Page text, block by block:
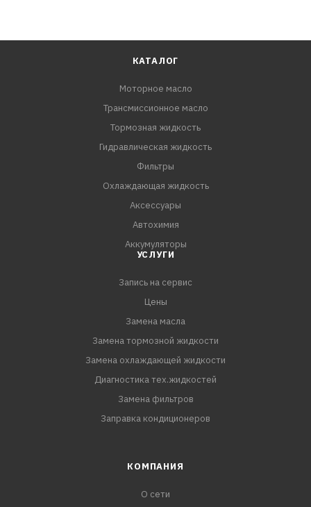
КАТАЛОГ
Моторное масло
Трансмиссионное масло
Тормозная жидкость
Гидравлическая жидкость
Фильтры
Охлаждающая жидкость
Аксессуары
Автохимия
Аккумуляторы
УСЛУГИ
Запись на сервис
Цены
Замена масла
Замена тормозной жидкости
Замена охлаждающей жидкости
Диагностика тех.жидкостей
Замена фильтров
Заправка кондиционеров
КОМПАНИЯ
О сети